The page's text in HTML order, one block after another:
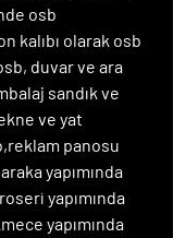
osb
kalıbı olarak osb
duvar ve ara
sandık ve
ve yat
panosu
yapımında
yapımında
yapımında